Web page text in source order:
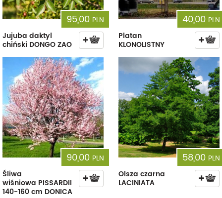
95,00 PLN
Jujuba daktyl
chiński DONGO ZAO
40,00 PLN
Platan
KLONOLISTNY
90,00 PLN
Śliwa
wiśniowa PISSARDII
140-160 cm DONICA
58,00 PLN
Olsza czarna
LACINIATA